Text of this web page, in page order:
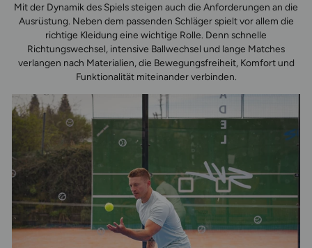
Mit der Dynamik des Spiels steigen auch die Anforderungen an die
Ausrüstung. Neben dem passenden Schläger spielt vor allem die
richtige Kleidung eine wichtige Rolle. Denn schnelle
Richtungswechsel, intensive Ballwechsel und lange Matches
verlangen nach Materialien, die Bewegungsfreiheit, Komfort und
Funktionalität miteinander verbinden.